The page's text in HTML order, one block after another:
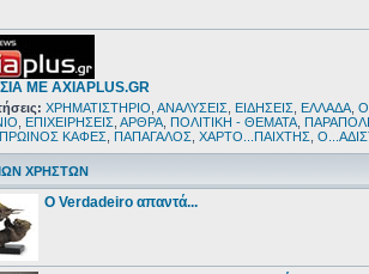
ΜΕ AXIAPLUS.GR
ΧΡΗΜΑΤΙΣΤΗΡΙΟ ΑΝΑΛΥΣΕΙΣ ΕΙΔΗΣΕΙΣ ΕΛΛΑΔΑ
ΕΠΙΧΕΙΡΗΣΕΙΣ ΑΡΘΡΑ ΠΟΛΙΤΙΚΗ - ΘΕΜΑΤΑ
ΠΡΩΙΝΟΣ ΚΑΦΕΣ ΠΑΠΑΓΑΛΟΣ ΧΑΡΤΟ...ΠΑΙΧΤΗΣ
ΧΡΗΣΤΩΝ
Ο Verdadeiro απαντά...